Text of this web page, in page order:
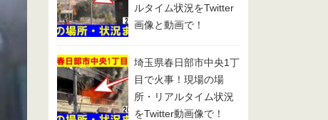
ルタイム状況をTwitter
画像と動画で！
埼玉県春日部市中央1丁
目で火事！現場の場
所・リアルタイム状況
をTwitter動画像で！